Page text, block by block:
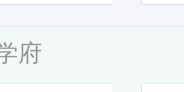
府